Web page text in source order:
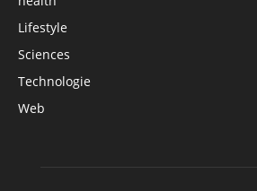
Lifestyle
Sciences
Technologie
Web